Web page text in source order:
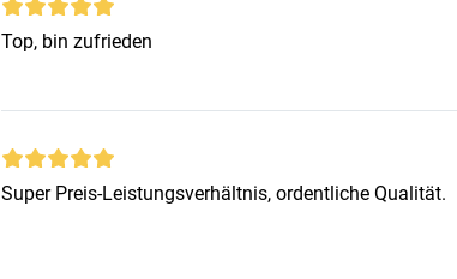
Top, bin zufrieden
Super Preis-Leistungsverhältnis, ordentliche Qualität.